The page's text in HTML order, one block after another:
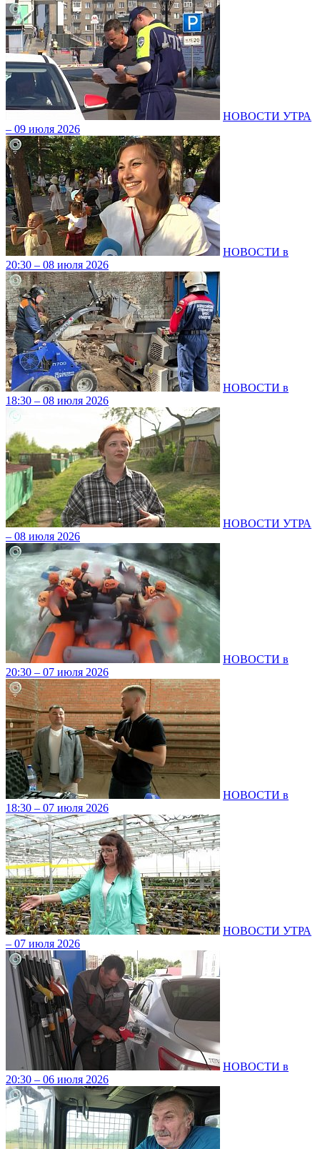
НОВОСТИ УТРА
– 09 июля 2026
НОВОСТИ в
20:30 – 08 июля 2026
НОВОСТИ в
18:30 – 08 июля 2026
НОВОСТИ УТРА
– 08 июля 2026
НОВОСТИ в
20:30 – 07 июля 2026
НОВОСТИ в
18:30 – 07 июля 2026
НОВОСТИ УТРА
– 07 июля 2026
НОВОСТИ в
20:30 – 06 июля 2026